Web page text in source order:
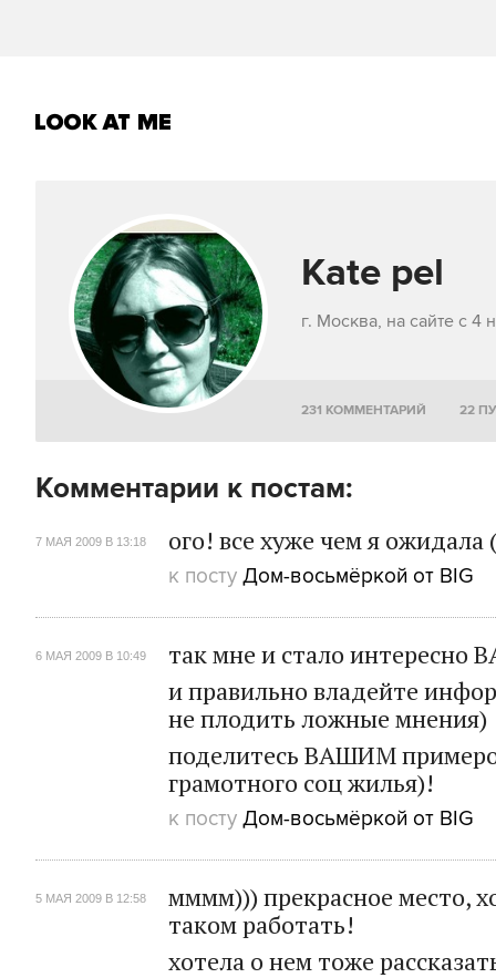
Kate pel
г. Москва, на сайте с 4
231 КОММЕНТАРИЙ 22
Комментарии к постам:
ого! все хуже чем я ожидала
7 МАЯ 2009 В 13:18
к посту Дом-восьмёркой от BIG
так мне и стало интересно
и правильно владейте
не плодить ложные мнения)
поделитесь ВАШИМ
грамотного соц жилья)!
6 МАЯ 2009 В 10:49
к посту Дом-восьмёркой от BIG
мммм))) прекрасное место,
таком работать!
хотела о нем тоже
5 МАЯ 2009 В 12:58